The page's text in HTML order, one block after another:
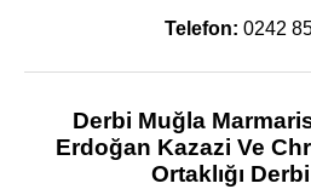
Telefon: 0242
Derbi Muğla
Erdoğan Kazazi Ve
Ortaklığı